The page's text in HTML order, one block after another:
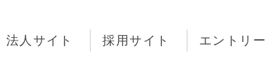
法人サイト 採用サイト エントリー